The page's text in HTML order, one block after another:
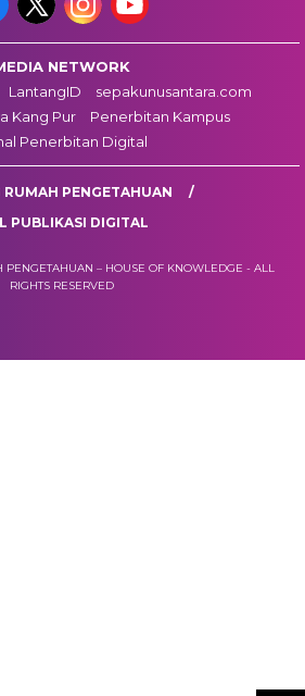
NETWORK
LantangID
sepakunusantara.com
Kang Pur
Penerbitan Kampus
Penerbitan Digital
RUMAH PENGETAHUAN
PUBLIKASI DIGITAL
– HOUSE OF KNOWLEDGE - ALL
RIGHTS RESERVED